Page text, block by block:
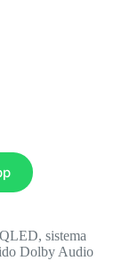
sistema
Dolby Audio